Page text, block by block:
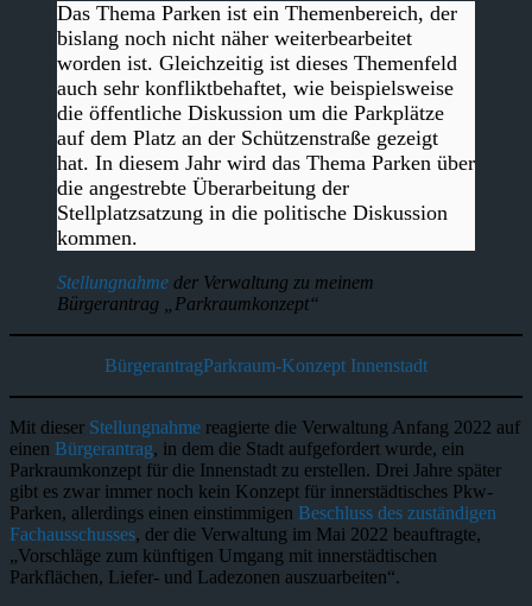
Das Thema Parken ist ein Themenbereich, der
bislang noch nicht näher weiterbearbeitet
worden ist. Gleichzeitig ist dieses Themenfeld
auch sehr konfliktbehaftet, wie beispielsweise
die öffentliche Diskussion um die Parkplätze
auf dem Platz an der Schützenstraße gezeigt
hat. In diesem Jahr wird das Thema Parken über
die angestrebte Überarbeitung der
Stellplatzsatzung in die politische Diskussion
kommen.
Stellungnahme der Verwaltung zu meinem
Bürgerantrag „Parkraumkonzept“
BürgerantragParkraum-Konzept Innenstadt
Mit dieser Stellungnahme reagierte die Verwaltung Anfang 2022 auf
einen Bürgerantrag, in dem die Stadt aufgefordert wurde, ein
Parkraumkonzept für die Innenstadt zu erstellen. Drei Jahre später
gibt es zwar immer noch kein Konzept für innerstädtisches Pkw-
Parken, allerdings einen einstimmigen Beschluss des zuständigen
Fachausschusses, der die Verwaltung im Mai 2022 beauftragte,
„Vorschläge zum künftigen Umgang mit innerstädtischen
Parkflächen, Liefer- und Ladezonen auszuarbeiten“.